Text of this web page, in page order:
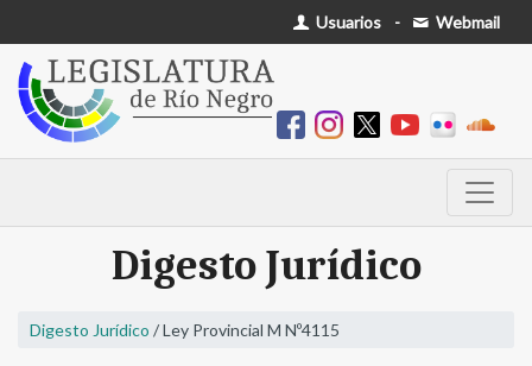
Usuarios - Webmail
Digesto Jurídico
Digesto Jurídico / Ley Provincial M Nº4115